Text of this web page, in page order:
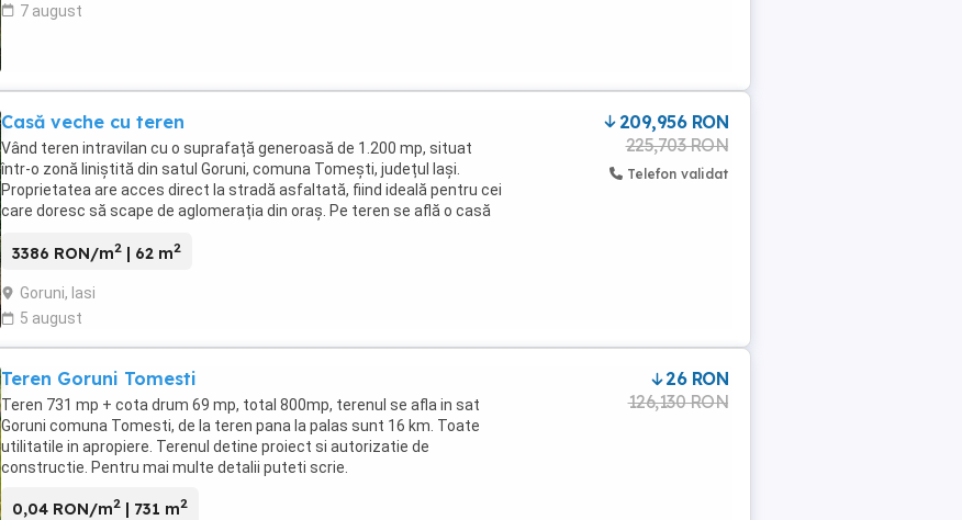
7 august
Casă veche cu teren
Vând teren intravilan cu o suprafață generoasă de 1.200 mp, situat
într-o zonă liniștită din satul Goruni, comuna Tomești, județul Iași.
Proprietatea are acces direct la stradă asfaltată, fiind ideală pentru cei
care doresc să scape de aglomerația din oraș. Pe teren se află o casă
3386 RON/m2 | 62 m2
Goruni, Iasi
5 august
209,956 RON
225,703 RON
Telefon validat
Teren Goruni Tomesti
Teren 731 mp + cota drum 69 mp, total 800mp, terenul se afla in sat
Goruni comuna Tomesti, de la teren pana la palas sunt 16 km. Toate
utilitatile in apropiere. Terenul detine proiect si autorizatie de
constructie. Pentru mai multe detalii puteti scrie.
0,04 RON/m2 | 731 m2
26 RON
126,130 RON